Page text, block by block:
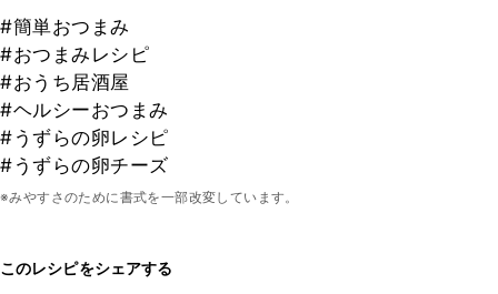
#簡単おつまみ
#おつまみレシピ
#おうち居酒屋
#ヘルシーおつまみ
#うずらの卵レシピ
#うずらの卵チーズ
※みやすさのために書式を一部改変しています。
このレシピをシェアする